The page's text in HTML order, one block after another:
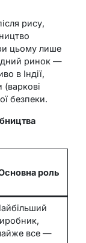
рису,
цьому лише
ринок —
в Індії,
(варкові
безпеки.
роль
все —